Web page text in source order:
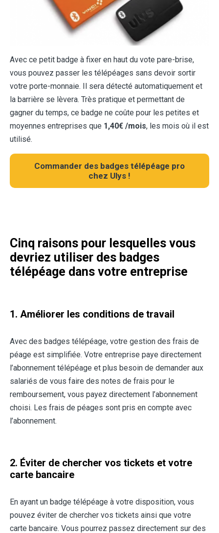
Avec ce petit badge à fixer en haut du vote pare-brise,
vous pouvez passer les télépéages sans devoir sortir
votre porte-monnaie. Il sera détecté automatiquement et
la barrière se lèvera. Très pratique et permettant de
gagner du temps, ce badge ne coûte pour les petites et
moyennes entreprises que 1,40€ /mois, les mois où il est
utilisé.
Commander des badges télépéage pro
chez Ulys !
Cinq raisons pour lesquelles vous
devriez utiliser des badges
télépéage dans votre entreprise
1. Améliorer les conditions de travail
Avec des badges télépéage, votre gestion des frais de
péage est simplifiée. Votre entreprise paye directement
l’abonnement télépéage et plus besoin de demander aux
salariés de vous faire des notes de frais pour le
remboursement, vous payez directement l’abonnement
choisi. Les frais de péages sont pris en compte avec
l’abonnement.
2. Éviter de chercher vos tickets et votre
carte bancaire
En ayant un badge télépéage à votre disposition, vous
pouvez éviter de chercher vos tickets ainsi que votre
carte bancaire. Vous pourrez passez directement sur des